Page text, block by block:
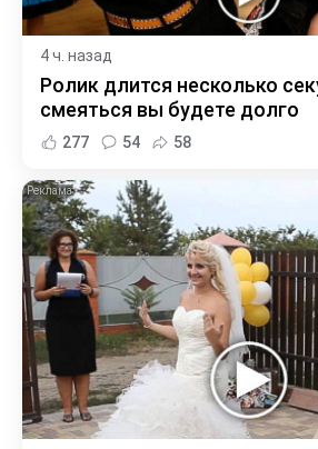
4 ч. назад
Ролик длится несколько
смеяться вы будете долго
277 54 58